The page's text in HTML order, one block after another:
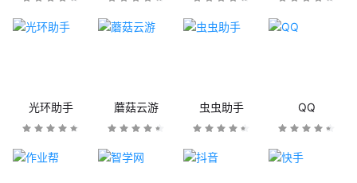
光环助手 蘑菇云游 虫虫助手 QQ